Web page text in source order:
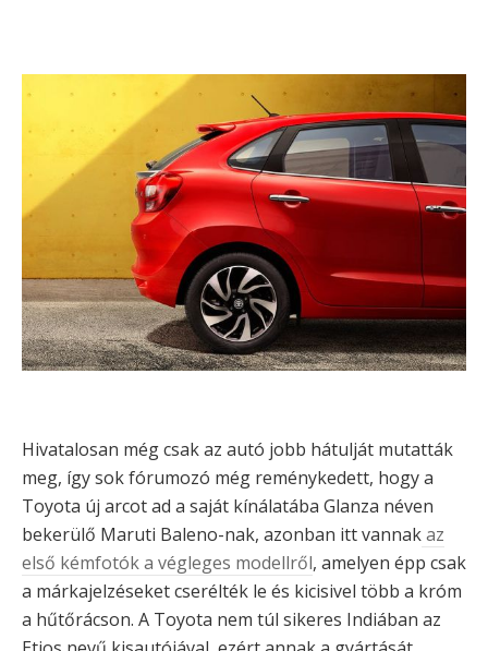
Hivatalosan még csak az autó jobb hátulját mutatták
meg, így sok fórumozó még reménykedett, hogy a
Toyota új arcot ad a saját kínálatába Glanza néven
bekerülő Maruti Baleno-nak, azonban itt vannakaz
első kémfotók a végleges modellről, amelyen épp csak
a márkajelzéseket cserélték le és kicisivel több a króm
a hűtőrácson. A Toyota nem túl sikeres Indiában az